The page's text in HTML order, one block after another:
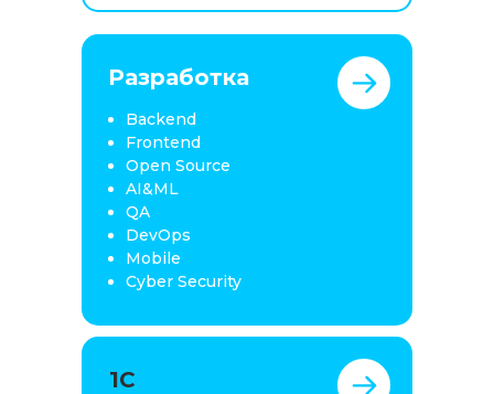
Разработка
Backend
Frontend
Open Source
AI&ML
QA
DevOps
Mobile
Cyber Security
1C